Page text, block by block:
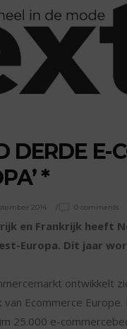
DERDE
*
2014 0 comments
en Frankrijk heeft
Europa. Dit jaar
ontwikkelt
Ecommerce
25.000 e-